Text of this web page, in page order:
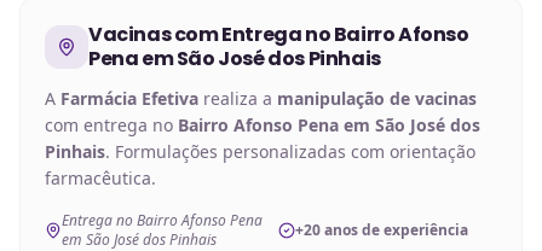
Vacinascom Entrega noBairro Afonso
Pena em São José dos Pinhais
A Farmácia Efetiva realiza a manipulação de vacinas
com entrega no Bairro Afonso Pena em São José dos
Pinhais. Formulações personalizadas com orientação
farmacêutica.
Entrega no Bairro Afonso Pena
em São José dos Pinhais
+20 anos de experiência